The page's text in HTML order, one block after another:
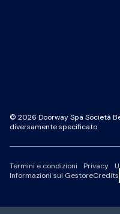
© 2026 Doorway Spa Società
diversamente specificato
Termini e condizioni Privacy
Informazioni sul GestoreCredits